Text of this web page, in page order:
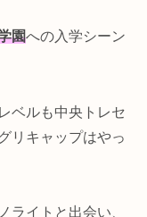
園への入学シーン
ベルも中央トレセ
リキャップはやっ
ライトと出会い、